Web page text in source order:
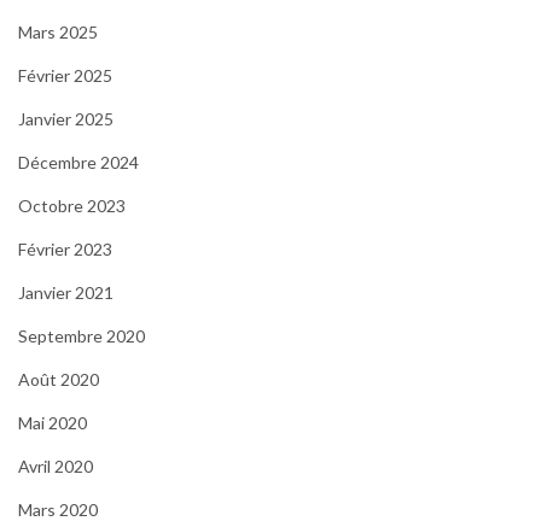
Mars 2025
Février 2025
Janvier 2025
Décembre 2024
Octobre 2023
Février 2023
Janvier 2021
Septembre 2020
Août 2020
Mai 2020
Avril 2020
Mars 2020